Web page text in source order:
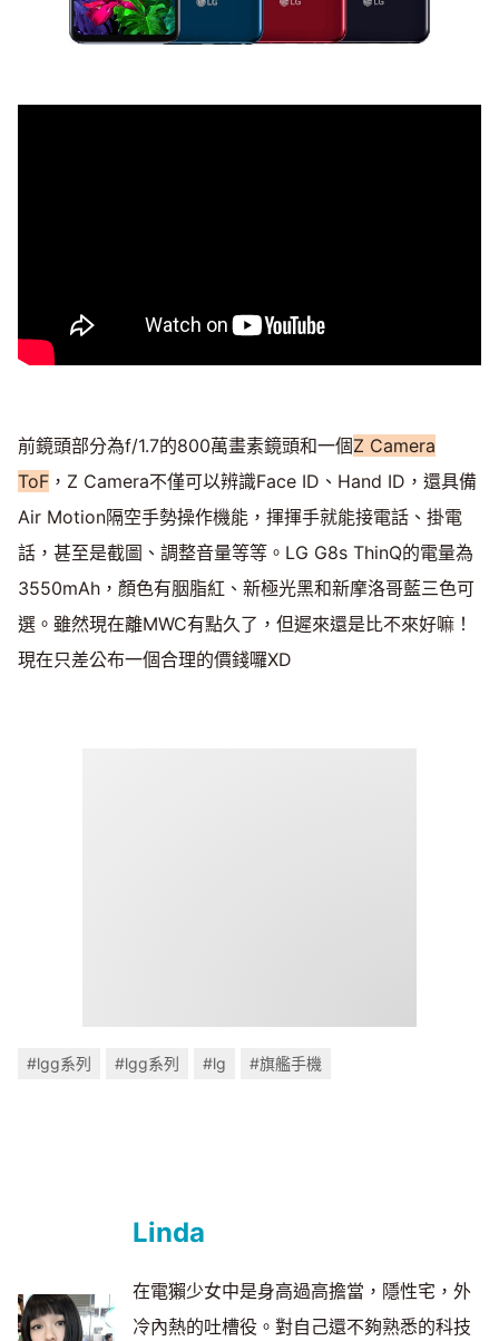
前鏡頭部分為f/1.7的800萬畫素鏡頭和一個Z Camera
ToF ，Z Camera不僅可以辨識Face ID、Hand ID，還具備
Air Motion隔空手勢操作機能，揮揮手就能接電話、掛電
話，甚至是截圖、調整音量等等。LG G8s ThinQ的電量為
3550mAh，顏色有胭脂紅、新極光黑和新摩洛哥藍三色可
選。雖然現在離MWC有點久了，但遲來還是比不來好嘛！
現在只差公布一個合理的價錢囉XD
#lgg系列 #lgg系列 #lg #旗艦手機
Linda
在電獺少女中是身高過高擔當，隱性宅，外
冷內熱的吐槽役。對自己還不夠熟悉的科技